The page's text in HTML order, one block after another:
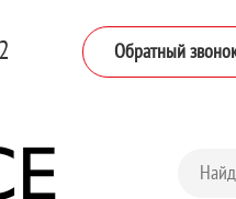
Обратный